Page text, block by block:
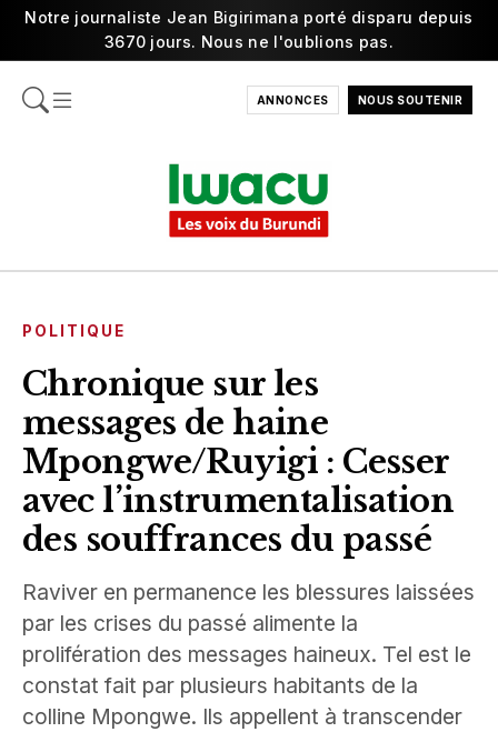
Notre journaliste Jean Bigirimana porté disparu depuis
3670 jours. Nous ne l'oublions pas.
ANNONCES NOUS SOUTENIR
POLITIQUE
Chronique sur les
messages de haine
Mpongwe/Ruyigi : Cesser
avec l’instrumentalisation
des souffrances du passé
Raviver en permanence les blessures laissées
par les crises du passé alimente la
prolifération des messages haineux. Tel est le
constat fait par plusieurs habitants de la
colline Mpongwe. Ils appellent à transcender